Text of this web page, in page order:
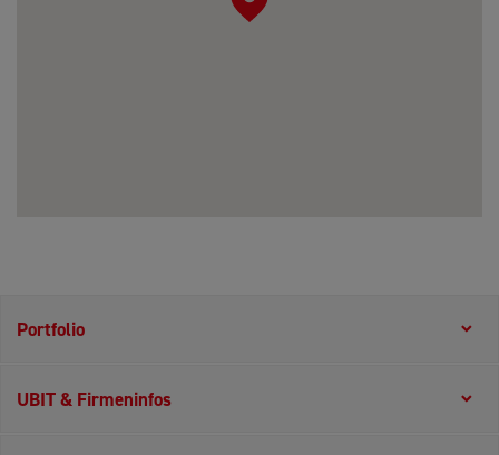
Portfolio
UBIT & Firmeninfos